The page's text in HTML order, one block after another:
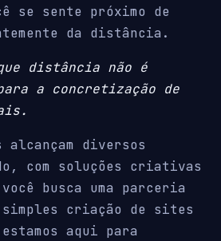
se sente próximo de
da distância.
distância não é
a concretização de
alcançam diversos
com soluções criativas
busca uma parceria
simples criação de sites
aqui para